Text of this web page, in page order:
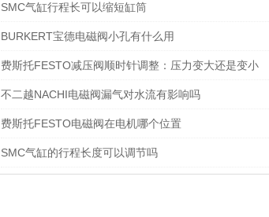
SMC气缸行程长可以缩短缸筒
BURKERT宝德电磁阀小孔有什么用
费斯托FESTO减压阀顺时针调整：压力变大还是变小
不二越NACHI电磁阀漏气对水流有影响吗
费斯托FESTO电磁阀在电机哪个位置
SMC气缸的行程长度可以调节吗